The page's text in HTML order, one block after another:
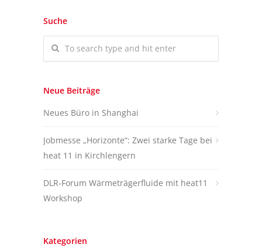
Suche
Neue Beiträge
Neues Büro in Shanghai
Jobmesse „Horizonte“: Zwei starke Tage bei
heat 11 in Kirchlengern
DLR-Forum Wärmeträgerfluide mit heat11
Workshop
Kategorien